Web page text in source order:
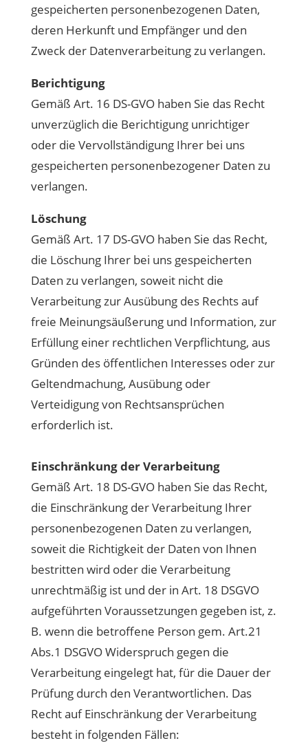
gespeicherten personenbezogenen Daten,
deren Herkunft und Empfänger und den
Zweck der Datenverarbeitung zu verlangen.
Berichtigung
Gemäß Art. 16 DS-GVO haben Sie das Recht
unverzüglich die Berichtigung unrichtiger
oder die Vervollständigung Ihrer bei uns
gespeicherten personenbezogener Daten zu
verlangen.
Löschung
Gemäß Art. 17 DS-GVO haben Sie das Recht,
die Löschung Ihrer bei uns gespeicherten
Daten zu verlangen, soweit nicht die
Verarbeitung zur Ausübung des Rechts auf
freie Meinungsäußerung und Information, zur
Erfüllung einer rechtlichen Verpflichtung, aus
Gründen des öffentlichen Interesses oder zur
Geltendmachung, Ausübung oder
Verteidigung von Rechtsansprüchen
erforderlich ist.
Einschränkung der Verarbeitung
Gemäß Art. 18 DS-GVO haben Sie das Recht,
die Einschränkung der Verarbeitung Ihrer
personenbezogenen Daten zu verlangen,
soweit die Richtigkeit der Daten von Ihnen
bestritten wird oder die Verarbeitung
unrechtmäßig ist und der in Art. 18 DSGVO
aufgeführten Voraussetzungen gegeben ist, z.
B. wenn die betroffene Person gem. Art.21
Abs.1 DSGVO Widerspruch gegen die
Verarbeitung eingelegt hat, für die Dauer der
Prüfung durch den Verantwortlichen. Das
Recht auf Einschränkung der Verarbeitung
besteht in folgenden Fällen: